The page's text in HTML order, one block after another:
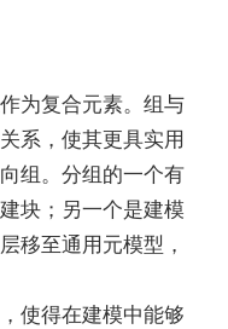
为复合元素。组与
系，使其更具实用
组。分组的一个有
块；另一个是建模
移至通用元模型，
使得在建模中能够